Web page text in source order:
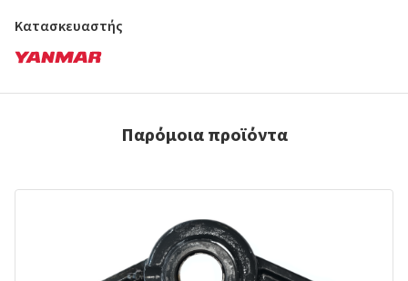
Κατασκευαστής
Παρόμοια προϊόντα